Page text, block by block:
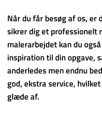
Når du får besøg af os, er
sikrer dig et professionelt
malerarbejdet kan du
inspiration til din opgave,
anderledes men endnu
god, ekstra service,
glæde af.